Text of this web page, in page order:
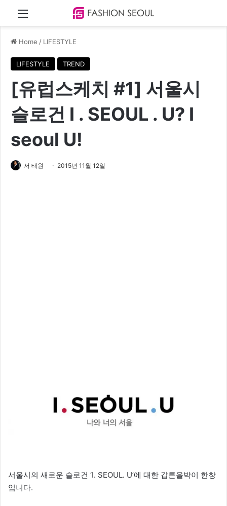
Home / LIFESTYLE
LIFESTYLE TREND
[유럽스케치 #1] 서울시
슬로건 I . SEOUL . U? I
seoul U!
서 태원 2015년 11월 12일
서울시의 새로운 슬로건 ‘I. SEOUL. U’에 대한 갑론을박이 한창
입니다.